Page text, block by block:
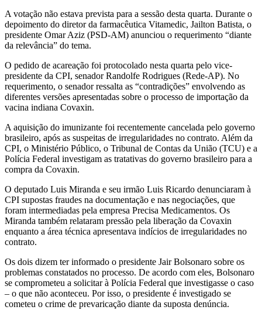
A votação não estava prevista para a sessão desta quarta. Durante o
depoimento do diretor da farmacêutica Vitamedic, Jailton Batista, o
presidente Omar Aziz (PSD-AM) anunciou o requerimento “diante
da relevância” do tema.
O pedido de acareação foi protocolado nesta quarta pelo vice-
presidente da CPI, senador Randolfe Rodrigues (Rede-AP). No
requerimento, o senador ressalta as “contradições” envolvendo as
diferentes versões apresentadas sobre o processo de importação da
vacina indiana Covaxin.
A aquisição do imunizante foi recentemente cancelada pelo governo
brasileiro, após as suspeitas de irregularidades no contrato. Além da
CPI, o Ministério Público, o Tribunal de Contas da União (TCU) e a
Polícia Federal investigam as tratativas do governo brasileiro para a
compra da Covaxin.
O deputado Luis Miranda e seu irmão Luis Ricardo denunciaram à
CPI supostas fraudes na documentação e nas negociações, que
foram intermediadas pela empresa Precisa Medicamentos. Os
Miranda também relataram pressão pela liberação da Covaxin
enquanto a área técnica apresentava indícios de irregularidades no
contrato.
Os dois dizem ter informado o presidente Jair Bolsonaro sobre os
problemas constatados no processo. De acordo com eles, Bolsonaro
se comprometeu a solicitar à Polícia Federal que investigasse o caso
– o que não aconteceu. Por isso, o presidente é investigado se
cometeu o crime de prevaricação diante da suposta denúncia.